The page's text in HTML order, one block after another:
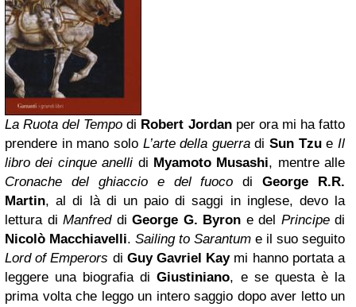
La Ruota del Tempo di Robert Jordanper ora mi ha fatto
prendere in mano solo L’arte della guerradiSun TzueIl
libro dei cinque anelli di Myamoto Musashi, mentre alle
Cronache del ghiaccio e del fuoco diGeorge R.R.
Martin, al di là di un paio di saggi in inglese, devo la
lettura di Manfreddi George G. Byron e del Principedi
Nicolò Macchiavelli. Sailing to Sarantum e il suo seguito
Lord of Emperors di Guy Gavriel Kaymi hanno portata a
leggere una biografia diGiustiniano, e se questa è la
prima volta che leggo un intero saggio dopo aver letto un